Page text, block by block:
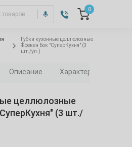
0
Губки кухонные целлюлозные
Фрекен Бок "СуперКухня" (3
шт./уп.)
Описание Характеристики
целлюлозные
(3 шт./